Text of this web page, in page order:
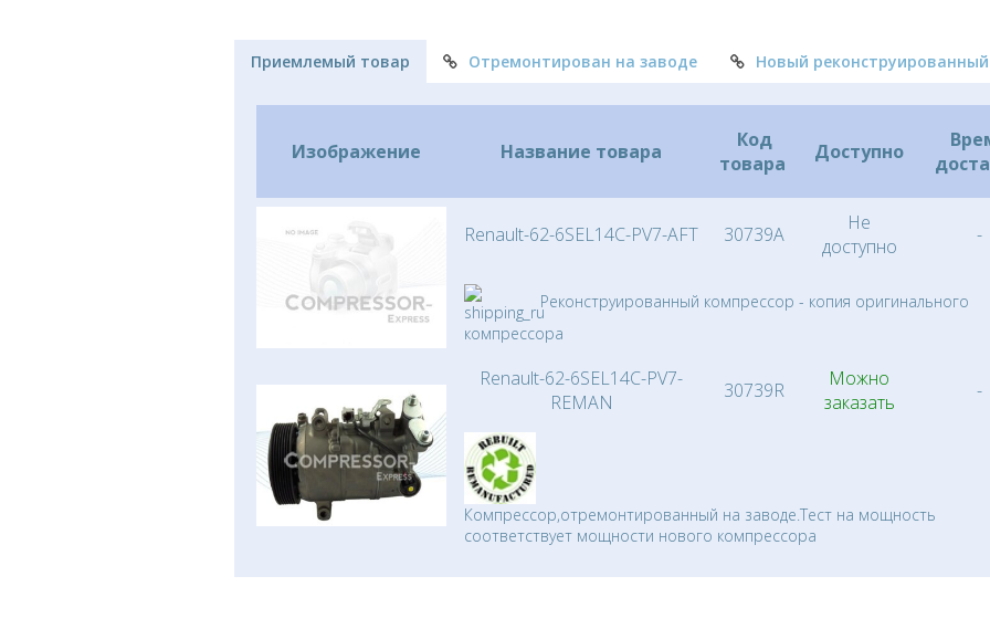
Приемлемый товар Отремонтирован на заводе Новый реконструированный
Изображение Название товара
Код
товара
Доступно
Renault-62-6SEL14C-PV7-AFT 30739A
Не
доступно
-
Реконструированный компрессор - копия оригинального
компрессора
Renault-62-6SEL14C-PV7-
REMAN
30739R
Можно
заказать
-
Компрессор,отремонтированный на заводе.Тест на мощность
соответствует мощности нового компрессора